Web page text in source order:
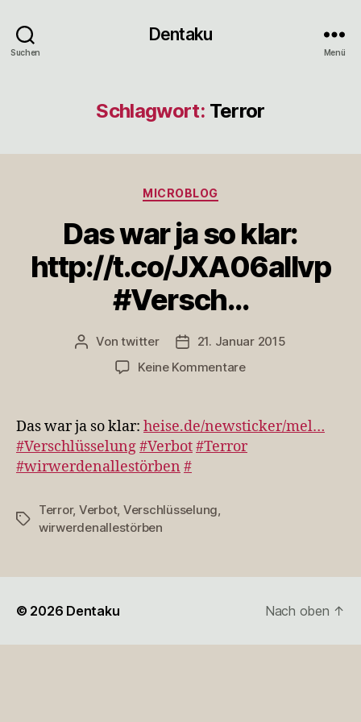
Suchen
Dentaku
Menü
Schlagwort: Terror
Kategorien
MICROBLOG
Das war ja so klar:
http://t.co/JXA06aIlvp
#Versch…
Beitragsautor
Vontwitter Veröffentlichungsdatum
21. Januar 2015
Keine Kommentarezu
ja
so
klar:
Das war ja so klar: heise.de/newsticker/mel…
#Verschlüsselung#Verbot#Terror
#wirwerdenallestörben #
Schlagwörter
Terror, Verbot, Verschlüsselung
wirwerdenallestörben
© 2026 Dentaku Nach oben ↑